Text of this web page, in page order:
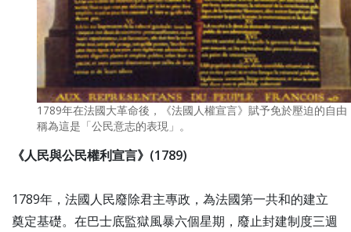
1789年在法國大革命後，《法國人權宣言》賦予免於壓迫的自由
稱為這是「公民意志的表現」。
《人民與公民權利宣言》(1789)
1789年，法國人民廢除君主專政，為法國第一共和的建立
奠定基礎。在巴士底監獄風暴六個星期，廢止封建制度三週